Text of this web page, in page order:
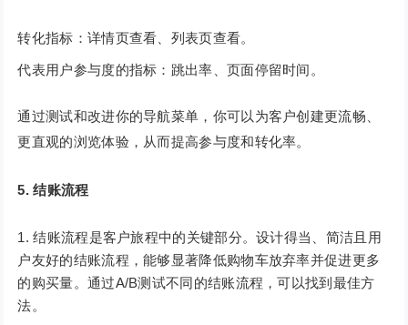
转化指标：详情页查看、列表页查看。
代表用户参与度的指标：跳出率、页面停留时间。
通过测试和改进你的导航菜单，你可以为客户创建更流畅、
更直观的浏览体验，从而提高参与度和转化率。
5. 结账流程
结账流程是客户旅程中的关键部分。设计得当、简洁且用
户友好的结账流程，能够显著降低购物车放弃率并促进更多
的购买量。通过A/B测试不同的结账流程，可以找到最佳方
法。